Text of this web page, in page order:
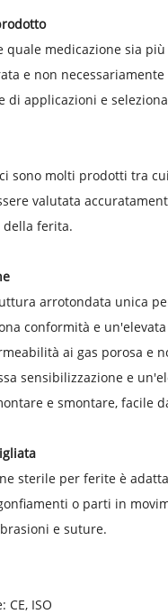
quale medicazione sia
e non
di applicazioni e
sono molti prodotti tra
valutata
della ferita.
arrotondata unica
conformità e
ai gas porosa e
sensibilizzazione e
e smontare, facile
sterile per ferite è
o parti in
e suture.
CE, ISO